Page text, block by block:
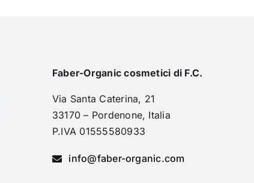
Faber-Organic cosmetici di F.C.
Via Santa Caterina, 21
33170 – Pordenone, Italia
P.IVA 01555580933
info@faber-organic.com